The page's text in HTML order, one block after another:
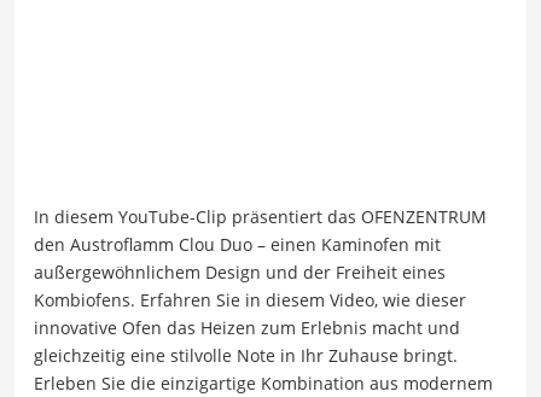
In diesem YouTube-Clip präsentiert das OFENZENTRUM
den Austroflamm Clou Duo – einen Kaminofen mit
außergewöhnlichem Design und der Freiheit eines
Kombiofens. Erfahren Sie in diesem Video, wie dieser
innovative Ofen das Heizen zum Erlebnis macht und
gleichzeitig eine stilvolle Note in Ihr Zuhause bringt.
Erleben Sie die einzigartige Kombination aus modernem